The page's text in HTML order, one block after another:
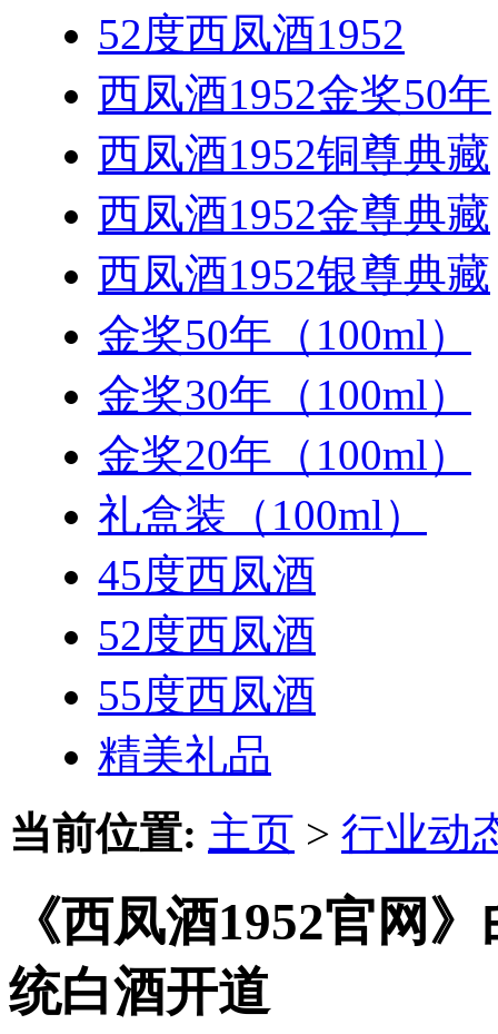
52度西凤酒1952
西凤酒1952金奖50年
西凤酒1952铜尊典藏
西凤酒1952金尊典藏
西凤酒1952银尊典藏
金奖50年（100ml）
金奖30年（100ml）
金奖20年（100ml）
礼盒装（100ml）
45度西凤酒
52度西凤酒
55度西凤酒
精美礼品
当前位置: 主页 > 行业动
《西凤酒1952官网
统白酒开道